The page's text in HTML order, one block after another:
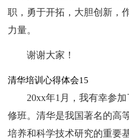
职，勇于开拓，大胆创新，
力量。
谢谢大家！
清华培训心得体会15
20xx年1月，我有幸参
修班。清华是我国著名的高
培养和科学技术研究的重要